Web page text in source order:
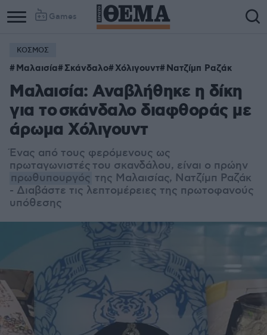
Games
ΚΟΣΜΟΣ
Μαλαισία Σκάνδαλο Χόλιγουντ Νατζίμπ Ραζάκ
Μαλαισία: Αναβλήθηκε η δίκη
για το σκάνδαλο διαφθοράς με
άρωμα Χόλιγουντ
Ένας από τους φερόμενους ως
πρωταγωνιστές του σκανδάλου, είναι ο πρώην
πρωθυπουργός της Μαλαισίας, Νατζίμπ Ραζάκ
- Διαβάστε τις λεπτομέρειες της πρωτοφανούς
υπόθεσης